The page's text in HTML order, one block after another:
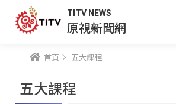
TITV NEWS
原視新聞網
首頁 五大課程
五大課程